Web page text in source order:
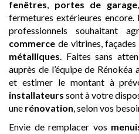
fenêtres, portes de garage,
fermetures extérieures encore.
professionnels souhaitant
commerce de vitrines,
métalliques. Faites sans
auprès de l’équipe de
et estimer le montant à
installateurs sont à votre
une rénovation, selon vos
Envie de remplacer vos